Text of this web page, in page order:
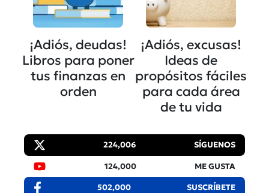
¡Adiós, deudas!
Libros para poner
tus finanzas en
orden
¡Adiós, excusas!
Ideas de
propósitos fáciles
para cada área
de tu vida
224,006 SÍGUENOS
124,000 ME GUSTA
502,000 SUSCRÍBETE